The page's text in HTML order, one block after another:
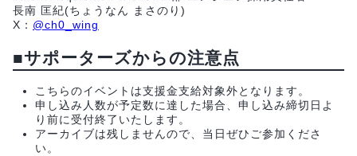
長南 匡紀(ちょうなん まさのり)
X： @ch0_wing
■サポーターズからの注意点
こちらのイベントは支援金支給対象外となります。
申し込み人数が予定数に達した場合、申し込み締切日よ
り前に受付終了いたします。
アーカイブは残しませんので、当日ぜひご参加くださ
い。